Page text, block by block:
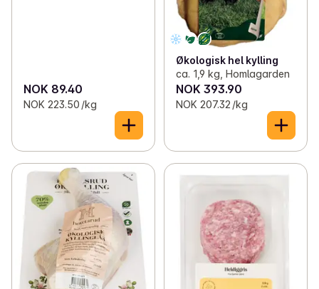
NOK 89.40
NOK 223.50 /kg
Økologisk hel kylling
ca. 1,9 kg, Homlagarden
NOK 393.90
NOK 207.32 /kg